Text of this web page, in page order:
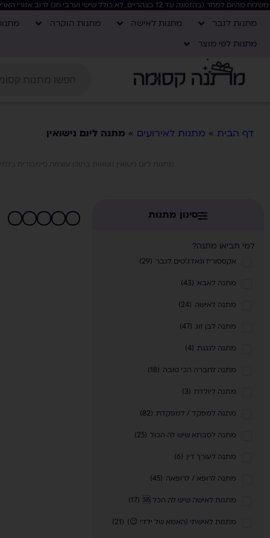
משלוח מהיום למחר (בהזמנה עד 12 בצהריים, לא כולל שישי וערבי חג) לרוב אזורי הארץ, בקניה מעל 400 ש"ח המשלוח חינם!
מתנות לגבר מתנות לאישה מתנות הוקרה
מתנות לפי מוצר
דף הבית» מתנות לאירועים » מתנה ליום נישואין
מתנות ליום נישואין נושאות בתוכן עוצמה סימבולית
סינון מתנות
למי תביאו מתנה?
אקססוריז וגאדג'טים לגבר (
29
)
מתנה לאבא (
43
)
מתנה לאישה (
24
)
מתנה לבן זוג (
47
)
מתנה לגננת (
4
)
מתנה לחברה הכי טובה (
18
)
מתנה ליולדת (
3
)
מתנה למפקד / למפקדת (
82
)
מתנה לסבתא שיש לה הכול (
25
)
מתנה לעורך דין (
6
)
מתנה לרופא / לרופאה (
45
)
מתנות לאישה שיש לה הכל 🆘 (
17
)
מתנות לאישתי (האמא של ילדי 😉) (
21
)